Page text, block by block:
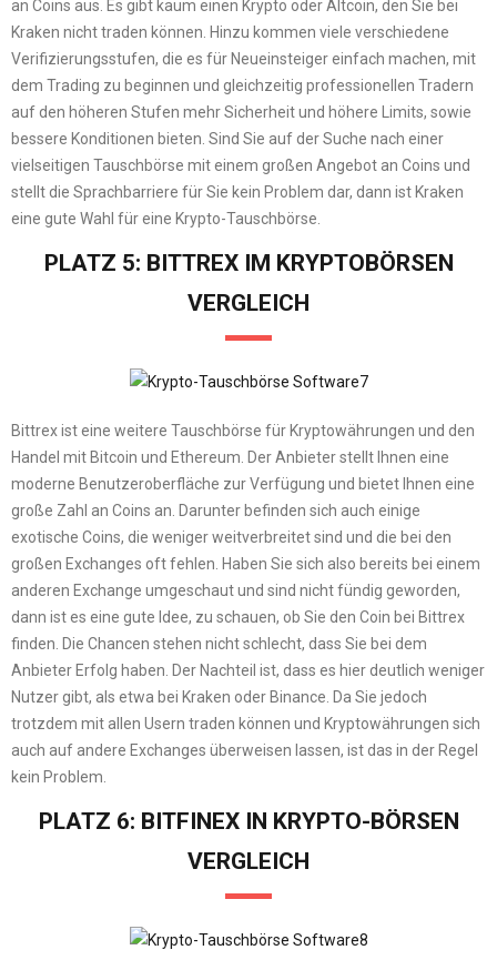
an Coins aus. Es gibt kaum einen Krypto oder Altcoin, den Sie bei
Kraken nicht traden können. Hinzu kommen viele verschiedene
Verifizierungsstufen, die es für Neueinsteiger einfach machen, mit
dem Trading zu beginnen und gleichzeitig professionellen Tradern
auf den höheren Stufen mehr Sicherheit und höhere Limits, sowie
bessere Konditionen bieten. Sind Sie auf der Suche nach einer
vielseitigen Tauschbörse mit einem großen Angebot an Coins und
stellt die Sprachbarriere für Sie kein Problem dar, dann ist Kraken
eine gute Wahl für eine Krypto-Tauschbörse.
PLATZ 5: BITTREX IM KRYPTOBÖRSEN
VERGLEICH
Bittrex ist eine weitere Tauschbörse für Kryptowährungen und den
Handel mit Bitcoin und Ethereum. Der Anbieter stellt Ihnen eine
moderne Benutzeroberfläche zur Verfügung und bietet Ihnen eine
große Zahl an Coins an. Darunter befinden sich auch einige
exotische Coins, die weniger weitverbreitet sind und die bei den
großen Exchanges oft fehlen. Haben Sie sich also bereits bei einem
anderen Exchange umgeschaut und sind nicht fündig geworden,
dann ist es eine gute Idee, zu schauen, ob Sie den Coin bei Bittrex
finden. Die Chancen stehen nicht schlecht, dass Sie bei dem
Anbieter Erfolg haben. Der Nachteil ist, dass es hier deutlich weniger
Nutzer gibt, als etwa bei Kraken oder Binance. Da Sie jedoch
trotzdem mit allen Usern traden können und Kryptowährungen sich
auch auf andere Exchanges überweisen lassen, ist das in der Regel
kein Problem.
PLATZ 6: BITFINEX IN KRYPTO-BÖRSEN
VERGLEICH